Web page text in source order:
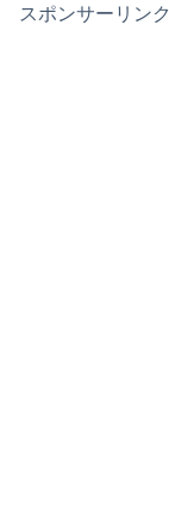
スポンサーリンク